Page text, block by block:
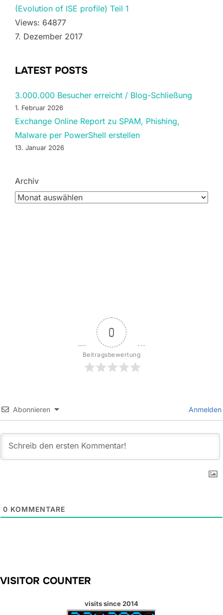
(Evolution of ISE profile) Teil 1
Views: 64877
7. Dezember 2017
LATEST POSTS
3.000.000 Besucher erreicht / Blog-Schließung
1. Februar 2026
Exchange Online Report zu SPAM, Phishing,
Malware per PowerShell erstellen
13. Januar 2026
Archiv
0
Beitragsbewertung
Abonnieren Anmelden
0 KOMMENTARE
VISITOR COUNTER
visits since 2014